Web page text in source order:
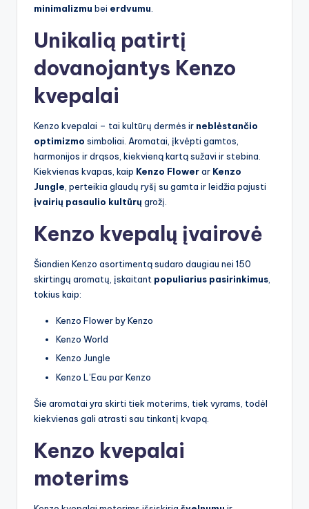
minimalizmu bei erdvumu
Unikalią patirtį
dovanojantys Kenzo
kvepalai
Kenzo kvepalai – tai kultūrų dermės ir neblėstančio
optimizmo simboliai. Aromatai, įkvėpti gamtos,
harmonijos ir drąsos, kiekvieną kartą sužavi ir stebina.
Kiekvienas kvapas, kaip Kenzo Flowerar Kenzo
Jungle , perteikia glaudų ryšį su gamta ir leidžia pajusti
įvairių pasaulio kultūrų grožį.
Kenzo kvepalų įvairovė
Šiandien Kenzo asortimentą sudaro daugiau nei 150
skirtingų aromatų, įskaitant populiarius pasirinkimus
tokius kaip:
Kenzo Flower by Kenzo
Kenzo World
Kenzo Jungle
Kenzo L’Eau par Kenzo
Šie aromatai yra skirti tiek moterims, tiek vyrams, todėl
kiekvienas gali atrasti sau tinkantį kvapą.
Kenzo kvepalai
moterims